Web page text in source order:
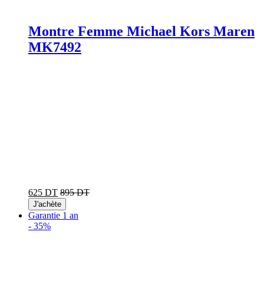
Montre Femme Michael Kors Maren
MK7492
625 DT 895 DT
J'achète
Garantie 1 an
- 35%